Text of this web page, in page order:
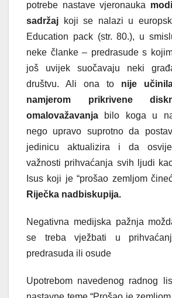
potrebe nastave vjeronauka
sadržaj
koji se nalazi u
Education pack (str. 80.), u
neke članke – predrasude s
još uvijek suočavaju neki
društvu. Ali ona to nije
namjerom prikrivene
omalovažavanja bilo koga u
nego upravo suprotno da
jedinicu aktualizira i da
važnosti prihvaćanja svih ljudi
Isus koji je “prošao zemljom
Riječka nadbiskupija.
Negativna medijska pažnja
se treba vježbati u
predrasuda ili osude
Upotrebom navedenog radnog